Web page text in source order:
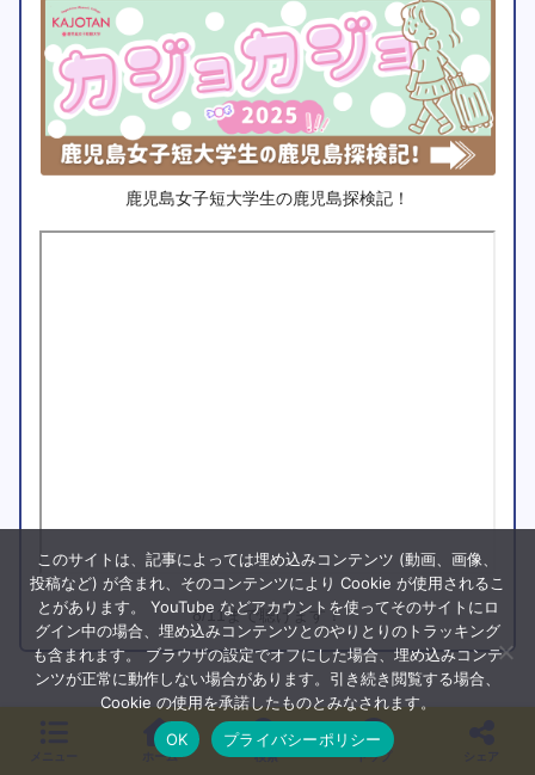
鹿児島女子短大学生の鹿児島探検記！
8/11まで聴けます！
ホーム 検索 トップ
このサイトは、記事によっては埋め込みコンテンツ (動画、画像、
投稿など) が含まれ、そのコンテンツにより Cookie が使用されるこ
とがあります。 YouTube などアカウントを使ってそのサイトにロ
グイン中の場合、埋め込みコンテンツとのやりとりのトラッキング
も含まれます。 ブラウザの設定でオフにした場合、埋め込みコンテ
ンツが正常に動作しない場合があります。引き続き閲覧する場合、
Cookie の使用を承諾したものとみなされます。
OK
プライバシーポリシー